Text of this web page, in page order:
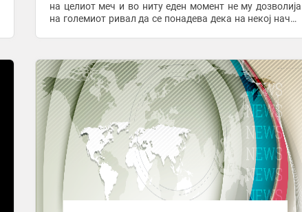
на целиот меч и во ниту еден момент не му дозволија
на големиот ривал да се понадева дека на некој начин